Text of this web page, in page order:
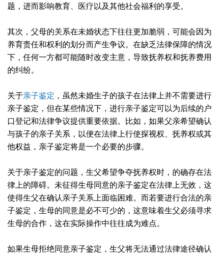
题，进而影响教育、医疗以及其他社会福利的享受。
其次，父母的关系在未婚状态下往往更加脆弱，可能会因为
养育责任和权利的划分而产生争议。在缺乏法律保障的情况
下，任何一方都可能随时改变主意，导致抚养权和抚养费用
的纠纷。
关于亲子鉴定 ，虽然未婚生子的孩子在法律上并不需要进行
亲子鉴定，但在某些情况下，进行亲子鉴定可以为后续的户
口登记和法律争议提供重要依据。比如，如果父亲希望确认
与孩子的亲子关系，以便在法律上行使探视权、抚养权或其
他权益，亲子鉴定将是一个必要的步骤。
关于亲子鉴定的问题，生父希望争夺抚养权时，的确存在法
律上的障碍。未征得生母同意的亲子鉴定在法律上无效，这
使得生父在确认亲子关系上面临困难。而若要进行合法的亲
子鉴定，生母的同意是必不可少的，这意味着生父必须寻求
生母的合作，这在实际操作中往往成为难点。
如果生母拒绝同意亲子鉴定，生父将无法通过法律途径确认